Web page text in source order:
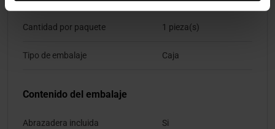
Cantidad por paquete 1 pieza(s)
Tipo de embalaje Caja
Contenido del embalaje
Abrazadera incluida Si